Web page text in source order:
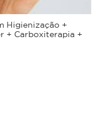
Higienização +
+ Carboxiterapia +